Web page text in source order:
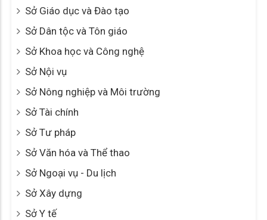
Sở Giáo dục và Đào tạo
Sở Dân tộc và Tôn giáo
Sở Khoa học và Công nghệ
Sở Nội vụ
Sở Nông nghiệp và Môi trường
Sở Tài chính
Sở Tư pháp
Sở Văn hóa và Thể thao
Sở Ngoại vụ - Du lịch
Sở Xây dựng
Sở Y tế